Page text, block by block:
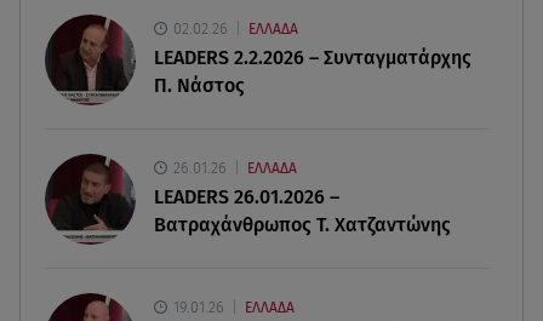
07.08.26 , 11:18
Leapmotor T03: Τώρα με 16.190 ευρώ
Παρουσιάστρια κοιμήθηκε on air και έγινε viral-
Δείτε το στιγμιότυπο
02.02.26 ΕΛΛΑΔΑ
LEADERS 2.2.2026 – Συνταγματάρχης
Π. Νάστος
26.01.26 ΕΛΛΑΔΑ
LEADERS 26.01.2026 –
Βατραχάνθρωπος Τ. Χατζαντώνης
19.01.26 ΕΛΛΑΔΑ